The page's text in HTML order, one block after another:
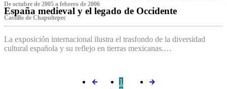
De octubre de 2005 a febrero de 2006
España medieval y el legado de Occidente
Castillo de Chapultepec
La exposición internacional ilustra el trasfondo de la diversidad
cultural española y su reflejo en tierras mexicanas.…
1